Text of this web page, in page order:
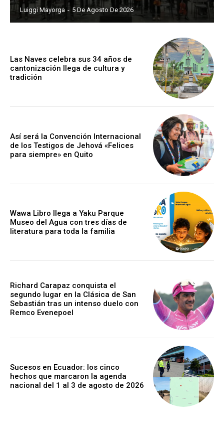
Luiggi Mayorga - 5 De Agosto De 2026
Las Naves celebra sus 34 años de
cantonización llega de cultura y
tradición
Así será la Convención Internacional
de los Testigos de Jehová «Felices
para siempre» en Quito
Wawa Libro llega a Yaku Parque
Museo del Agua con tres días de
literatura para toda la familia
Richard Carapaz conquista el
segundo lugar en la Clásica de San
Sebastián tras un intenso duelo con
Remco Evenepoel
Sucesos en Ecuador: los cinco
hechos que marcaron la agenda
nacional del 1 al 3 de agosto de 2026